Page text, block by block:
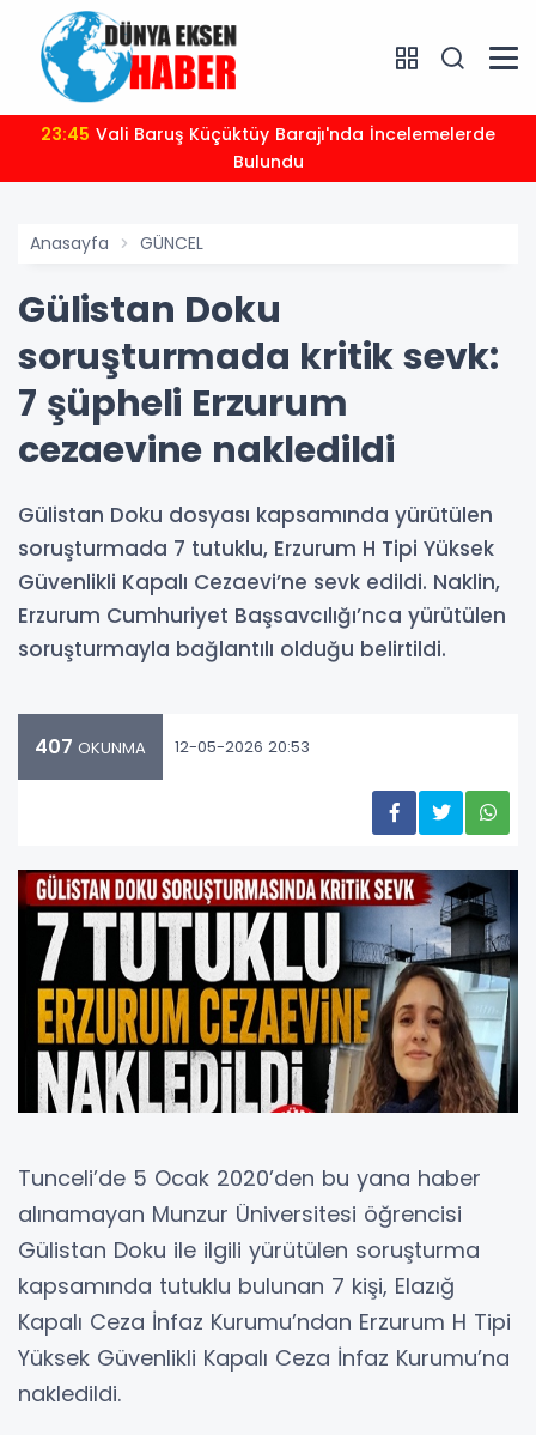
23:45
Bulundu
Anasayfa GÜNCEL
Gülistan Doku
soruşturmada kritik sevk:
7 şüpheli Erzurum
cezaevine nakledildi
Gülistan Doku dosyası kapsamında yürütülen
soruşturmada 7 tutuklu, Erzurum H Tipi Yüksek
Güvenlikli Kapalı Cezaevi’ne sevk edildi. Naklin,
Erzurum Cumhuriyet Başsavcılığı’nca yürütülen
soruşturmayla bağlantılı olduğu belirtildi.
407 OKUNMA 12-05-2026 20:53
Tunceli’de 5 Ocak 2020’den bu yana haber
alınamayan Munzur Üniversitesi öğrencisi
Gülistan Doku ile ilgili yürütülen soruşturma
kapsamında tutuklu bulunan 7 kişi, Elazığ
Kapalı Ceza İnfaz Kurumu’ndan Erzurum H Tipi
Yüksek Güvenlikli Kapalı Ceza İnfaz Kurumu’na
nakledildi.